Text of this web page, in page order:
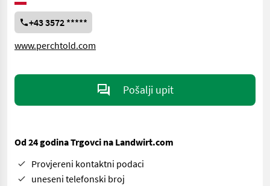
+43 3572 *****
www.perchtold.com
Pošalji upit
Od 24 godina Trgovci na Landwirt.com
Provjereni kontaktni podaci
uneseni telefonski broj